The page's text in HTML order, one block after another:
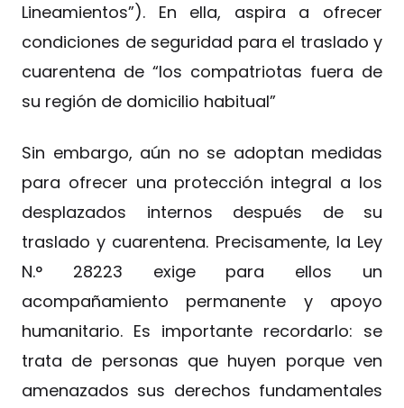
Lineamientos”). En ella, aspira a ofrecer
condiciones de seguridad para el traslado y
cuarentena de “los compatriotas fuera de
su región de domicilio habitual”
Sin embargo, aún no se adoptan medidas
para ofrecer una protección integral a los
desplazados internos después de su
traslado y cuarentena. Precisamente, la Ley
N.° 28223 exige para ellos un
acompañamiento permanente y apoyo
humanitario. Es importante recordarlo: se
trata de personas que huyen porque ven
amenazados sus derechos fundamentales